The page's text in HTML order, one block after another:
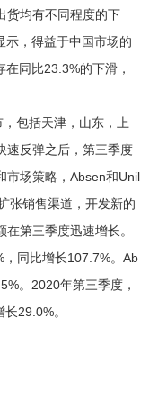
货均有不同程度的下
示，得益于中国市场的
同比23.3%的下滑，
包括天津，山东，上
速反弹之后，第三季度
市场策略，Absen和Unil
张销售渠道，开发新的
第三季度迅速增长。
同比增长107.7%。Ab
。2020年第三季度，
29.0%。